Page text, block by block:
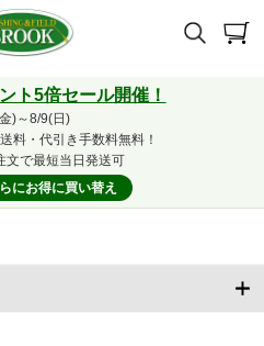
ト5倍セール開催！
)～8/9(日)
料・代引き手数料無料！
文で最短当日発送可
にお得に買い替え